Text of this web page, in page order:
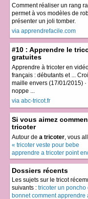
Comment réaliser un rang
permet à vos modèles de
présenter un joli tomber.
via apprendrefacile.com
#10 : Apprendre le
gratuites
Apprendre à tricoter en
français : débutants et ...
maille envers (17/01/2015)
noppe ...
via abc-tricot.fr
Si vous aimez
tricoter
Autour de a tricoter, vous
« tricoter veste pour bebe
apprendre a tricoter point
Dossiers récents
Les sujets sur le tricot
suivants : tricoter un poncho
bonnet comment apprendre